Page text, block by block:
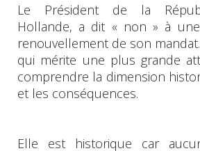
Le Président de la
Hollande, a dit « non » à
renouvellement de son mandat.
qui mérite une plus grande
comprendre la dimension
et les conséquences.
Elle est historique car